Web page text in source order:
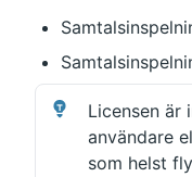
Licensen är
användare
som helst